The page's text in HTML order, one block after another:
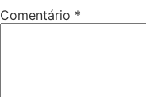
Comentário *